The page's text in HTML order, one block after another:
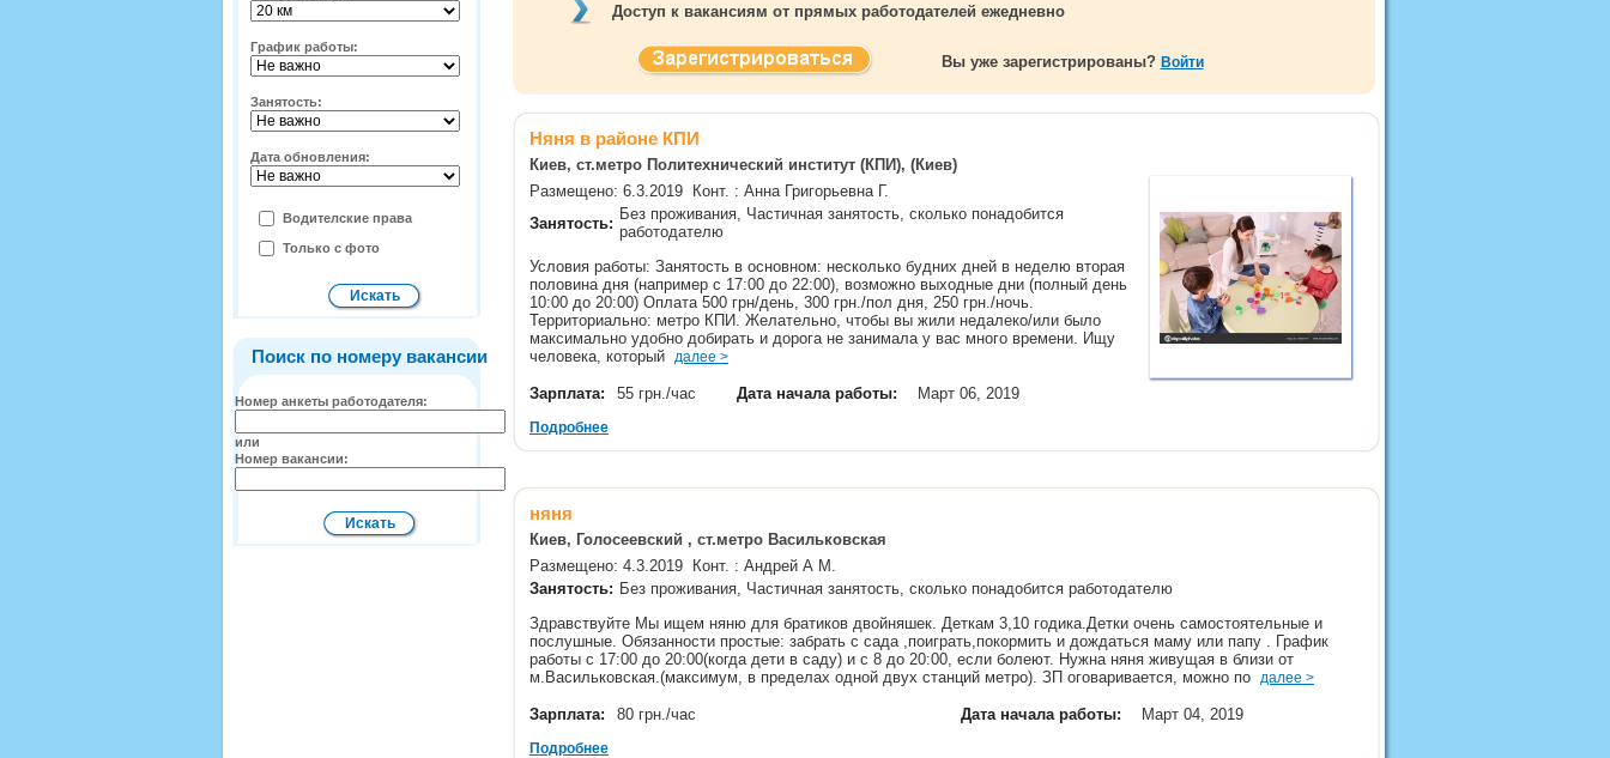
График работы:
Занятость:
Дата обновления:
Водителские права
Только с фото
Поиск по номеру вакансии
Номер анкеты работодателя:
или
Номер вакансии:
Доступ к вакансиям от прямых работодателей ежедневно
Вы уже зарегистрированы? Войти
Няня в районе КПИ
Киев, ст.метро Политехнический институт (КПИ), (Киев)
Размещено: 6.3.2019 Конт. : Анна Григорьевна Г.
Занятость:
Без проживания, Частичная занятость, сколько понадобится
работодателю
Условия работы: Занятость в основном: несколько будних дней в неделю вторая
половина дня (например с 17:00 до 22:00), возможно выходные дни (полный день
10:00 до 20:00) Оплата 500 грн/день, 300 грн./пол дня, 250 грн./ночь.
Территориально: метро КПИ. Желательно, чтобы вы жили недалеко/или было
максимально удобно добирать и дорога не занимала у вас много времени. Ищу
человека, который далее >
Зарплата: 55 грн./час Дата начала работы: Март 06, 2019
Подробнее
няня
Киев, Голосеевский , ст.метро Васильковская
Размещено: 4.3.2019 Конт. : Андрей А М.
Занятость: Без проживания, Частичная занятость, сколько понадобится работодателю
Здравствуйте Мы ищем няню для братиков двойняшек. Деткам 3,10 годика.Детки очень самостоятельные и
послушные. Обязанности простые: забрать с сада ,поиграть,покормить и дождаться маму или папу . График
работы с 17:00 до 20:00(когда дети в саду) и с 8 до 20:00, если болеют. Нужна няня живущая в близи от
м.Васильковская.(максимум, в пределах одной двух станций метро). ЗП оговаривается, можно по далее >
Зарплата: 80 грн./час Дата начала работы: Март 04, 2019
Подробнее